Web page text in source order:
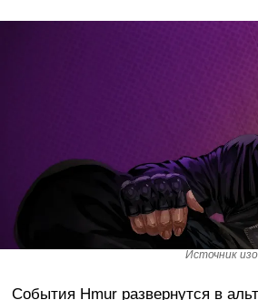
Источник
События Hmur развернутся в